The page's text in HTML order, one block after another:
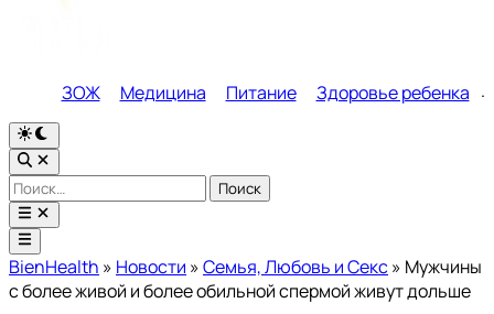
ЗОЖ Медицина Питание Здоровье ребенка
Переключить
на
тёмный
режим
Открыть
поиск
Найти:
Открыть
меню
Главное
меню
BienHealth » Новости »Семья, Любовь и Секс» Мужчины
с более живой и более обильной спермой живут дольше